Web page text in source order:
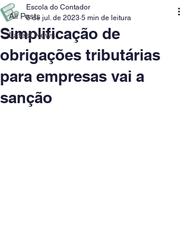
All Posts
Latest News
Simplificação de
obrigações tributárias
para empresas vai a
sanção
Escola do Contador
6 de jul. de 2023 5 min de leitura